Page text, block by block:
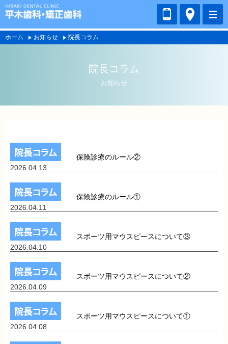
ホーム お知らせ 院長コラム
院長コラム
お知らせ
2026.04.13
保険診療のルール②
2026.04.11
保険診療のルール①
2026.04.10
スポーツ用マウスピースについて③
2026.04.09
スポーツ用マウスピースについて②
2026.04.08
スポーツ用マウスピースについて①